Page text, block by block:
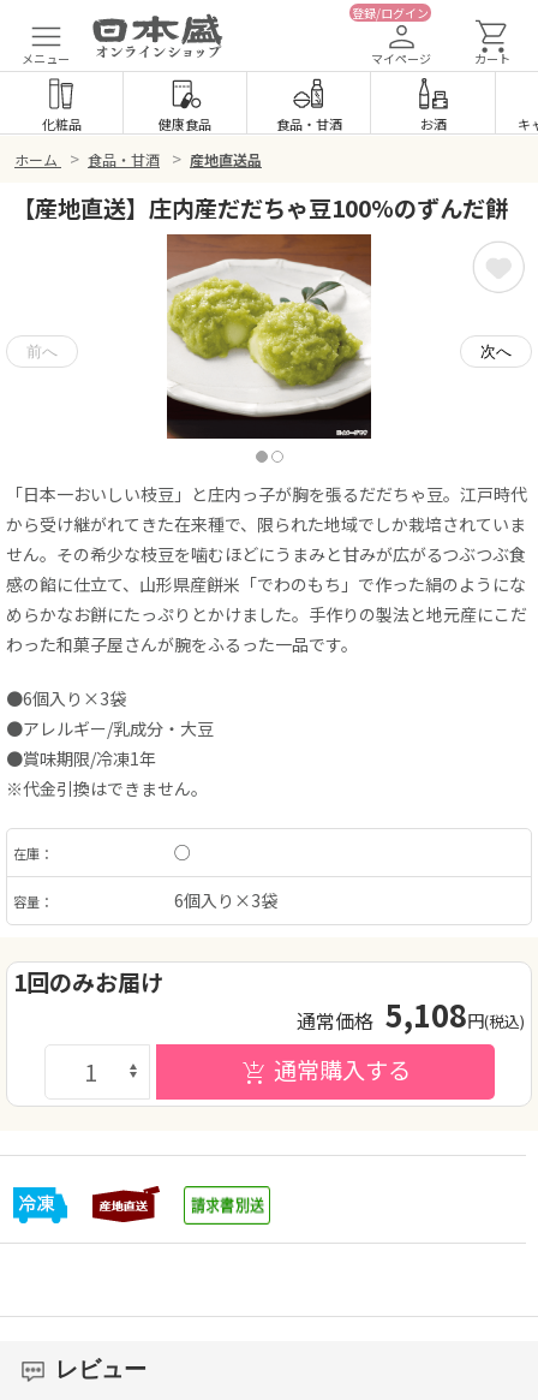
メニュー
登録/ログイン
マイページ カート
化粧品 健康食品 食品・ 甘酒 お酒 キ
ホーム > 食品・甘酒 > 産地直送品
【産地直送】庄内産だだちゃ豆100%のずんだ餅
「日本一おいしい枝豆」と庄内っ子が胸を張るだだちゃ豆。江戸時代
から受け継がれてきた在来種で、限られた地域でしか栽培されていま
せん。その希少な枝豆を噛むほどにうまみと甘みが広がるつぶつぶ食
感の餡に仕立て、山形県産餅米「でわのもち」で作った絹のようにな
めらかなお餅にたっぷりとかけました。手作りの製法と地元産にこだ
わった和菓子屋さんが腕をふるった一品です。
●6個入り×3袋
●アレルギー/乳成分・大豆
●賞味期限/冷凍1年
※代金引換はできません。
在庫： ○
容量： 6個入り×3袋
1回のみお届け
通常価格 5,108円(税込)
通常購入する
レビュー